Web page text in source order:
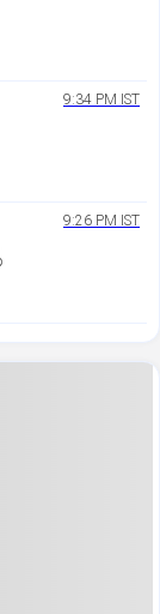
9:34 PM IST
9:26 PM IST